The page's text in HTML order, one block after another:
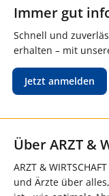
Immer gut
Schnell und
erhalten – mit
Jetzt anmelden
Über ARZT &
ARZT &
und Ärzte über